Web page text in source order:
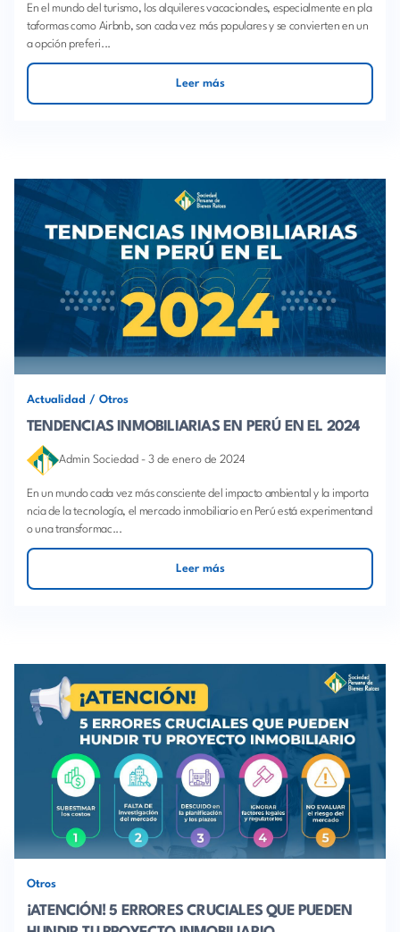
En el mundo del turismo, los alquileres vacacionales, especialmente en pla
taformas como Airbnb, son cada vez más populares y se convierten en un
a opción preferi...
Leer más
Actualidad / Otros
TENDENCIAS INMOBILIARIAS EN PERÚ EN EL 2024
Admin Sociedad - 3 de enero de 2024
En un mundo cada vez más consciente del impacto ambiental y la importa
ncia de la tecnología, el mercado inmobiliario en Perú está experimentand
o una transformac...
Leer más
Otros
¡ATENCIÓN! 5 ERRORES CRUCIALES QUE PUEDEN